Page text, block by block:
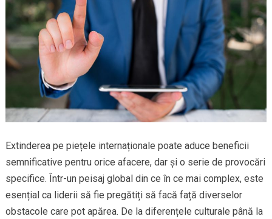
Extinderea pe piețele internaționale poate aduce beneficii
semnificative pentru orice afacere, dar și o serie de provocări
specifice. Într-un peisaj global din ce în ce mai complex, este
esențial ca liderii să fie pregătiți să facă față diverselor
obstacole care pot apărea. De la diferențele culturale până la